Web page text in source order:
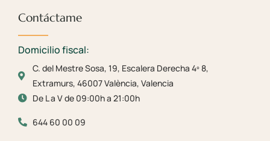
Contáctame
Domicilio fiscal:
C. del Mestre Sosa, 19, Escalera Derecha 4º 8,
Extramurs, 46007 València, Valencia
De L a V de 09:00h a 21:00h
644 60 00 09